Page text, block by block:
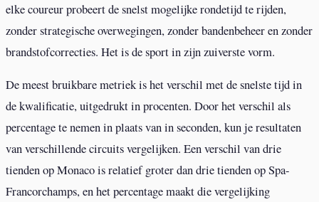
elke coureur probeert de snelst mogelijke rondetijd te rijden,
zonder strategische overwegingen, zonder bandenbeheer en zonder
brandstofcorrecties. Het is de sport in zijn zuiverste vorm.
De meest bruikbare metriek is het verschil met de snelste tijd in
de kwalificatie, uitgedrukt in procenten. Door het verschil als
percentage te nemen in plaats van in seconden, kun je resultaten
van verschillende circuits vergelijken. Een verschil van drie
tienden op Monaco is relatief groter dan drie tienden op Spa-
Francorchamps, en het percentage maakt die vergelijking